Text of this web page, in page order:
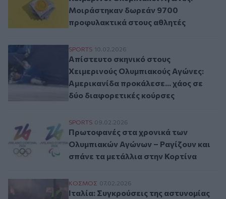
Μοιράστηκαν δωρεάν 9700
προφυλακτικά στους αθλητές
Απίστευτο σκηνικό στους Χειμερινούς
SPORTS 10.02.2026
Απίστευτο σκηνικό στους
Χειμερινούς Ολυμπιακούς Αγώνες:
Αμερικανίδα προκάλεσε... χάος σε
δύο διαφορετικές κούρσες
Πρωτοφανές στα χρονικά των
SPORTS 09.02.2026
Πρωτοφανές στα χρονικά των
Ολυμπιακών Αγώνων – Ραγίζουν και
σπάνε τα μετάλλια στην Κορτίνα
Ιταλία: Συγκρούσεις της αστυνομίας με
ΚΟΣΜΟΣ 07.02.2026
Ιταλία: Συγκρούσεις της αστυνομίας